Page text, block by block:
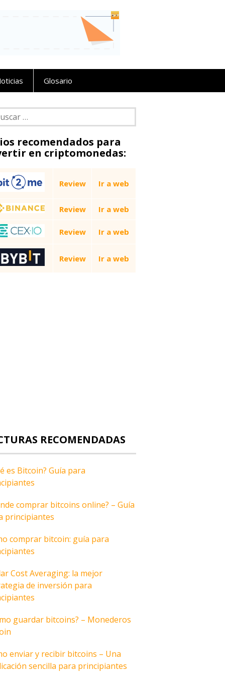
Glosario
recomendados para
en criptomonedas:
Review Ir a web
Review Ir a web
Review Ir a web
Review Ir a web
RECOMENDADAS
es Bitcoin? Guía para
comprar bitcoins online? – Guía
principiantes
comprar bitcoin: guía para
Cost Averaging: la mejor
de inversión para
guardar bitcoins? – Monederos
enviar y recibir bitcoins – Una
sencilla para principiantes